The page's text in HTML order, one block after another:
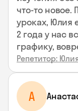
что-то новое.
уроках, Юлия
2 года у нас
графику,
Репетитор:
А